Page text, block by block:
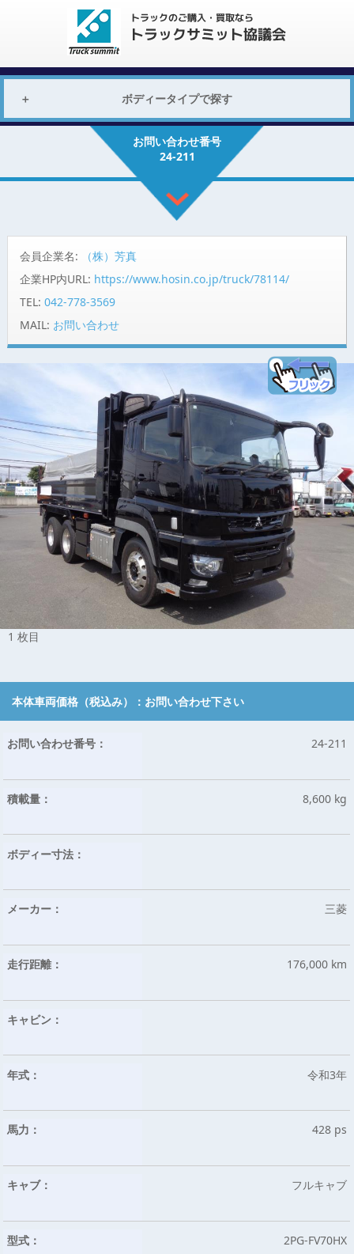
ボディータイプで探す
お問い合わせ番号
24-211
会員企業名:
（株）芳真
企業HP内URL: https://www.hosin.co.jp/truck/78114/
TEL: 042-778-3569
MAIL: お問い合わせ
1 枚目
本体車両価格（税込み）： お問い合わせ下さい
お問い合わせ番号： 24-211
積載量： 8,600 kg
ボディー寸法：
メーカー： 三菱
走行距離： 176,000 km
キャビン：
年式： 令和3年
馬力： 428 ps
キャブ： フルキャブ
型式： 2PG-FV70HX